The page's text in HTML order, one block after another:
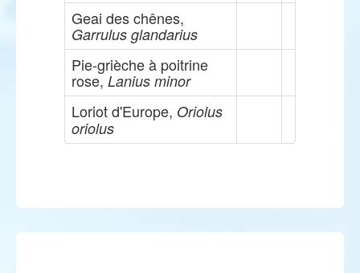
Geai des chênes,
Garrulus glandarius
Pie-grièche à poitrine
rose, Lanius minor
Loriot d'Europe, Oriolus
oriolus